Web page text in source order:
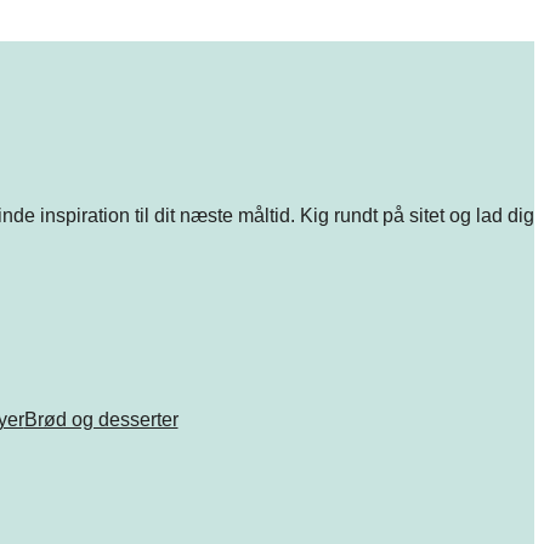
inspiration til dit næste måltid. Kig rundt på sitet og lad dig
Brød og desserter